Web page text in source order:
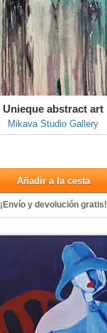
Unieque abstract art
Mikava Studio Gallery
Añadir a la cesta
¡Envío y devolución gratis!